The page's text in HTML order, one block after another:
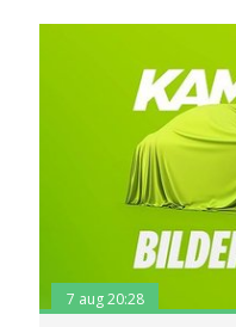
7 aug 20:28